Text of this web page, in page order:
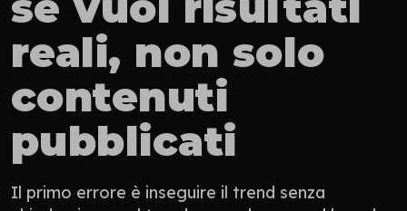
reali, non solo
contenuti
pubblicati
Il primo errore è inseguire il trend senza